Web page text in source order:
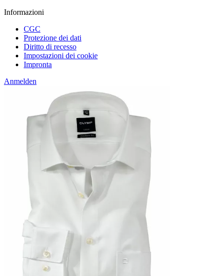
Informazioni
CGC
Protezione dei dati
Diritto di recesso
Impostazioni dei cookie
Impronta
Anmelden